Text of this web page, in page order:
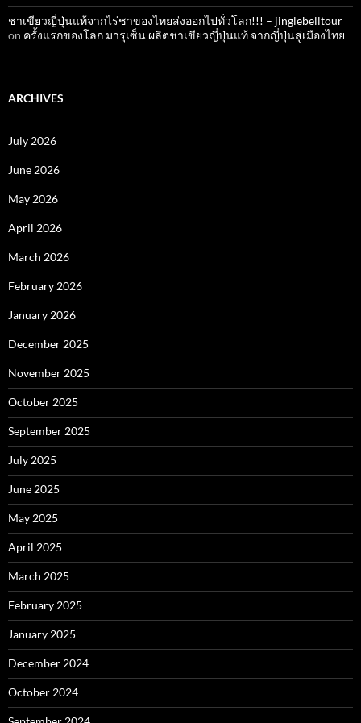
ชาเขียวญี่ปุ่นแท้จากไร่ชาของไทยส่งออกไปทั่วโลก!!! – jinglebelltour
on ครั้งแรกของโลก มารุเซ็น ผลิตชาเขียวญี่ปุ่นแท้ จากญี่ปุ่นสู่เมืองไทย
ARCHIVES
July 2026
June 2026
May 2026
April 2026
March 2026
February 2026
January 2026
December 2025
November 2025
October 2025
September 2025
July 2025
June 2025
May 2025
April 2025
March 2025
February 2025
January 2025
December 2024
October 2024